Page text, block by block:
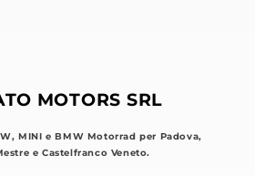
MOTORS SRL
MINI e BMW Motorrad per Padova,
e Castelfranco Veneto.